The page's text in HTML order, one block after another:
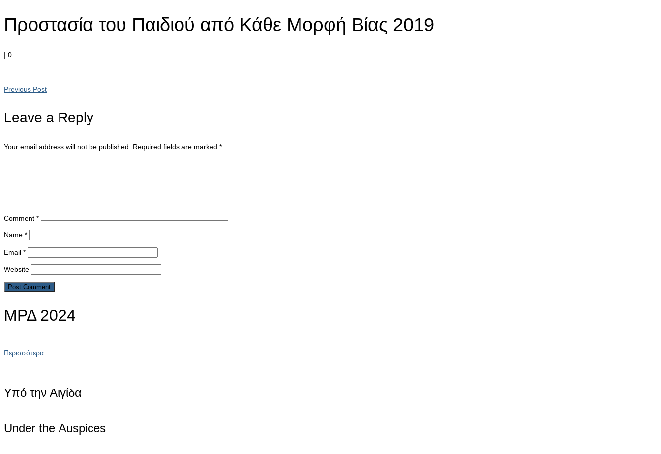
Προστασία του Παιδιού από Κάθε Μορφή Βίας 2019
| 0
Previous Post
Leave a Reply
Your email address will not be published. Required fields are marked *
Comment *
Name *
Email *
Website
ΜΡΔ 2024
Περισσότερα
Υπό την Αιγίδα
Under the Αuspices